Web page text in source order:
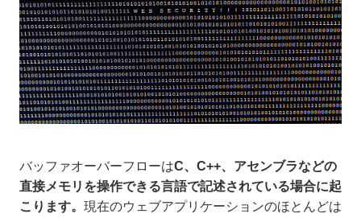
バッファオーバーフローはC、C++、アセンブラなどの
直接メモリを操作できる言語で記述されている場合に起
こります。 現在のウェブアプリケーションのほとんどは